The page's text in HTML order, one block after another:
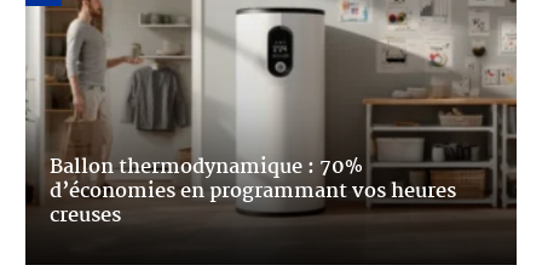
Ballon thermodynamique : 70%
d’économies en programmant vos heures
creuses